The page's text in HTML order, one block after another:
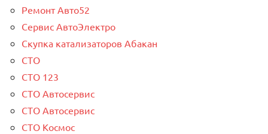
Ремонт Авто52
Сервис АвтоЭлектро
Скупка катализаторов Абакан
СТО
СТО 123
СТО Автосервис
СТО Автосервис
СТО Космос